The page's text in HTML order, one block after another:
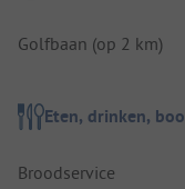
Golfbaan (op 2 km)
Eten, drinken,
Broodservice